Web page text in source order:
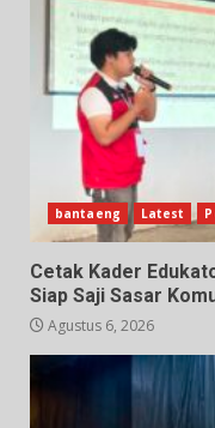
bantaeng Latest
Cetak Kader
Siap Saji Sasar
Agustus 6, 2026